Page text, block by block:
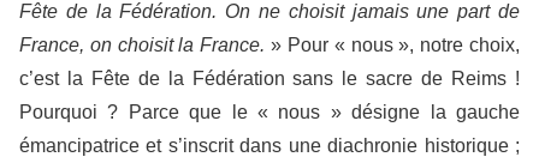
Fête de la Fédération. On ne choisit jamais une part de
France, on choisit la France.» Pour « nous », notre choix,
c’est la Fête de la Fédération sans le sacre de Reims !
Pourquoi ? Parce que le « nous » désigne la gauche
émancipatrice et s’inscrit dans une diachronie historique ;